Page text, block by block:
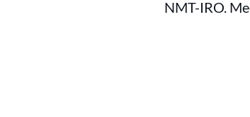
NMT-IRO.